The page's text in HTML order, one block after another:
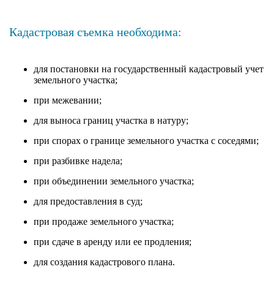
Кадастровая съемка необходима:
для постановки на государственный кадастровый учет
земельного участка;
при межевании;
для выноса границ участка в натуру;
при спорах о границе земельного участка с соседями;
при разбивке надела;
при объединении земельного участка;
для предоставления в суд;
при продаже земельного участка;
при сдаче в аренду или ее продления;
для создания кадастрового плана.